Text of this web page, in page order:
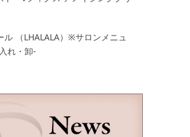
ル （LHALALA）※サロンメニュ
れ・卸-